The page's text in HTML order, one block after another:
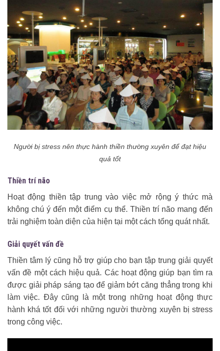
Người bị stress nên thực hành thiền thường xuyên để đạt hiệu
quả tốt
Thiền trí não
Hoạt động thiền tập trung vào việc mở rộng ý thức mà
không chú ý đến một điểm cụ thể. Thiền trí não mang đến
trải nghiệm toàn diện của hiện tại một cách tổng quát nhất.
Giải quyết vấn đề
Thiền tâm lý cũng hỗ trợ giúp cho bạn tập trung giải quyết
vấn đề một cách hiệu quả. Các hoạt động giúp bạn tìm ra
được giải pháp sáng tạo để giảm bớt căng thẳng trong khi
làm việc. Đây cũng là một trong những hoạt động thực
hành khá tốt đối với những người thường xuyên bị stress
trong công việc.